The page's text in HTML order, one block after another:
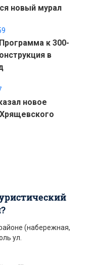
новый мурал
к 300-
в
новое
(набережная,
ул.